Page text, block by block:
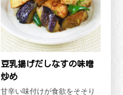
豆乳揚げだしなすの味噌
炒め
甘辛い味付けが食欲をそそり